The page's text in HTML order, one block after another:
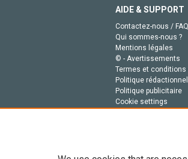
AIDE & SUPPORT
Contactez-nous / FAQ
Qui sommes-nous ?
Mentions légales
© - Avertissements
Termes et
Politique
Politique publicitaire
Cookie settings